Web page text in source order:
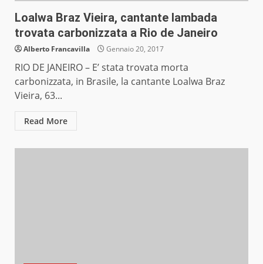
Loalwa Braz Vieira, cantante lambada
trovata carbonizzata a Rio de Janeiro
Alberto Francavilla Gennaio 20, 2017
RIO DE JANEIRO – E’ stata trovata morta
carbonizzata, in Brasile, la cantante Loalwa Braz
Vieira, 63...
Read More